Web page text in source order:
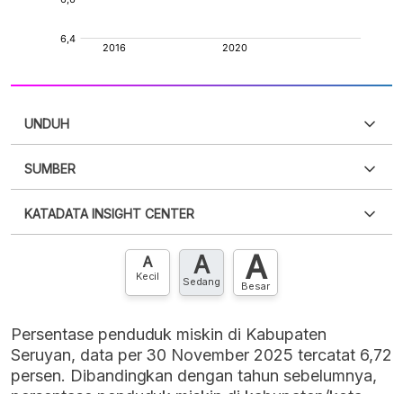
UNDUH
XLS
SUMBER
punya akun?Silakan Daftar sekarang
KATADATA INSIGHT CENTER
Hubungi sekarang »
A
Kecil A
Sedang A
Besar
Persentase penduduk miskin di Kabupaten
Seruyan, data per 30 November 2025 tercatat 6,72
persen. Dibandingkan dengan tahun sebelumnya,